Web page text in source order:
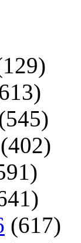
(402)
(617)